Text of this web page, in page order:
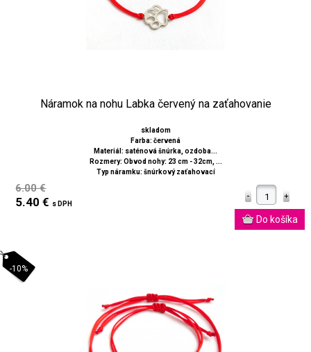
Náramok na nohu Labka červený na zaťahovanie
skladom
Farba: červená
Materiál: saténová šnúrka, ozdoba...
Rozmery: Obvod nohy: 23 cm - 32cm, ...
Typ náramku: šnúrkový zaťahovací
6.00 €
5.40 € s DPH
-10%